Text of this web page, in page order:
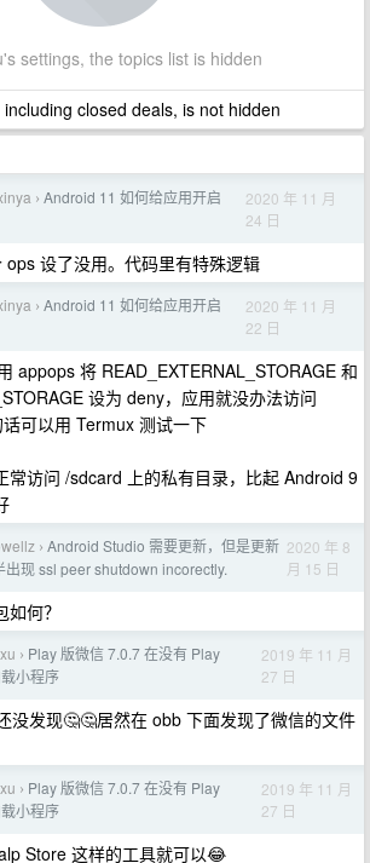
settings, the topics list is hidden
closed deals, is not hidden
› Android 11 如何给应用开启
2020 年 11 月
24 日
ops 设了没用。代码里有特殊逻辑
› Android 11 如何给应用开启
2020 年 11 月
22 日
appops 将 READ_EXTERNAL_STORAGE 和
设为 deny，应用就没办法访问
可以用 Termux 测试一下
常访问 /sdcard 上的私有目录，比起 Android 9
› Android Studio 需要更新，但是更新
现 ssl peer shutdown incorectly.
2020 年 8
月 15 日
何？
› Play 版微信 7.0.7 在没有 Play
小程序
2019 年 11 月
27 日
没发现🤔🤔居然在 obb 下面发现了微信的文件
› Play 版微信 7.0.7 在没有 Play
小程序
2019 年 11 月
27 日
Store 这样的工具就可以😂